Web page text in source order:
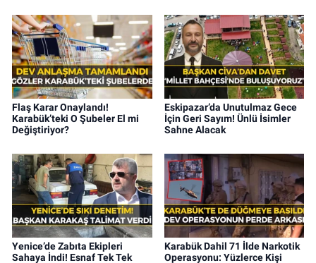
Flaş Karar Onaylandı!
Karabük’teki O Şubeler El mi
Değiştiriyor?
Eskipazar’da Unutulmaz Gece
İçin Geri Sayım! Ünlü İsimler
Sahne Alacak
Yenice’de Zabıta Ekipleri
Sahaya İndi! Esnaf Tek Tek
Karabük Dahil 71 İlde Narkotik
Operasyonu: Yüzlerce Kişi